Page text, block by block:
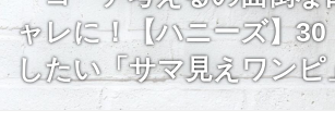
ャレに！【ハニーズ】30
したい「サマ見えワンピ